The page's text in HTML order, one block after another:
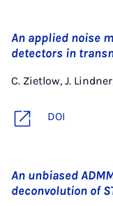
An applied noise
detectors in
C. Zietlow, J.
DOI
An unbiased
deconvolution of